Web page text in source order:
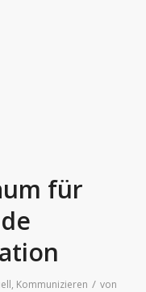
für
, Kommunizieren / von